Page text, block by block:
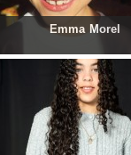
Emma Morel